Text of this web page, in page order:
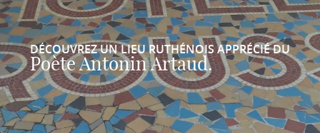
DÉCOUVREZ UN LIEU RUTHÉNOIS APPRÉCIÉ DU
Poète Antonin Artaud.